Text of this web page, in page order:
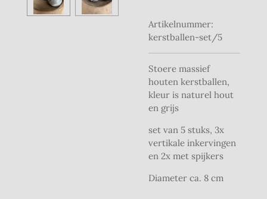
Artikelnummer:
kerstballen-set/5
Stoere massief
houten kerstballen,
kleur is naturel hout
en grijs
set van 5 stuks, 3x
vertikale inkervingen
en 2x met spijkers
Diameter ca. 8 cm